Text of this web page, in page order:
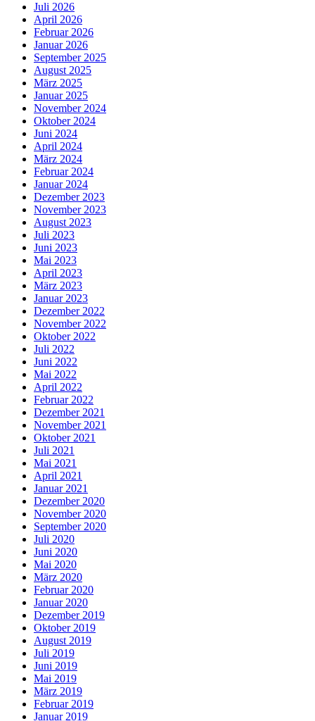
Juli 2026
April 2026
Februar 2026
Januar 2026
September 2025
August 2025
März 2025
Januar 2025
November 2024
Oktober 2024
Juni 2024
April 2024
März 2024
Februar 2024
Januar 2024
Dezember 2023
November 2023
August 2023
Juli 2023
Juni 2023
Mai 2023
April 2023
März 2023
Januar 2023
Dezember 2022
November 2022
Oktober 2022
Juli 2022
Juni 2022
Mai 2022
April 2022
Februar 2022
Dezember 2021
November 2021
Oktober 2021
Juli 2021
Mai 2021
April 2021
Januar 2021
Dezember 2020
November 2020
September 2020
Juli 2020
Juni 2020
Mai 2020
März 2020
Februar 2020
Januar 2020
Dezember 2019
Oktober 2019
August 2019
Juli 2019
Juni 2019
Mai 2019
März 2019
Februar 2019
Januar 2019